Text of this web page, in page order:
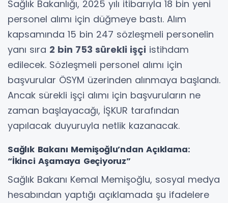
Sağlık Bakanlığı, 2025 yılı itibarıyla 18 bin yeni
personel alımı için düğmeye bastı. Alım
kapsamında 15 bin 247 sözleşmeli personelin
yanı sıra 2 bin 753 sürekli işçi istihdam
edilecek. Sözleşmeli personel alımı için
başvurular ÖSYM üzerinden alınmaya başlandı.
Ancak sürekli işçi alımı için başvuruların ne
zaman başlayacağı, İŞKUR tarafından
yapılacak duyuruyla netlik kazanacak.
Sağlık Bakanı Memişoğlu’ndan Açıklama:
“İkinci Aşamaya Geçiyoruz”
Sağlık Bakanı Kemal Memişoğlu, sosyal medya
hesabından yaptığı açıklamada şu ifadelere